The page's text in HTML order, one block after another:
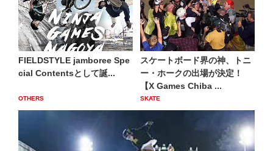
FIELDSTYLE jamboree Spe
cial Contentsとして誕...
OTHERS
スケートボード界の神、トニ
ー・ホークの出場が決定！
【X Games Chiba ...
SKATE